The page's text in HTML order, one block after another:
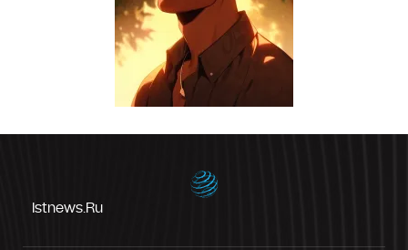
Istnews.ru